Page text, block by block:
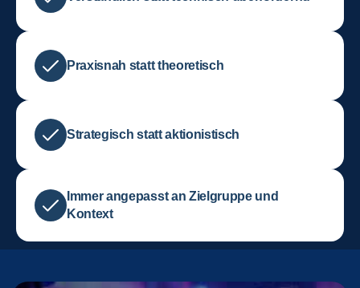
Praxisnah statt theoretisch
Strategisch statt aktionistisch
Immer angepasst an Zielgruppe und
Kontext